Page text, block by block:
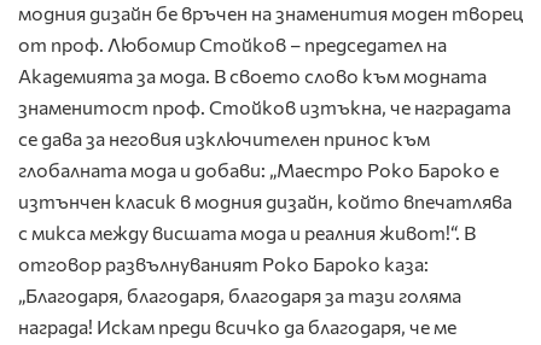
модния дизайн бе връчен на знаменития моден творец
от проф. Любомир Стойков – председател на
Академията за мода. В своето слово към модната
знаменитост проф. Стойков изтъкна, че наградата
се дава за неговия изключителен принос към
глобалната мода и добави: „Маестро Роко Бароко е
изтънчен класик в модния дизайн, който впечатлява
с микса между висшата мода и реалния живот!“. В
отговор развълнуваният Роко Бароко каза:
„Благодаря, благодаря, благодаря за тази голяма
награда! Искам преди всичко да благодаря, че ме